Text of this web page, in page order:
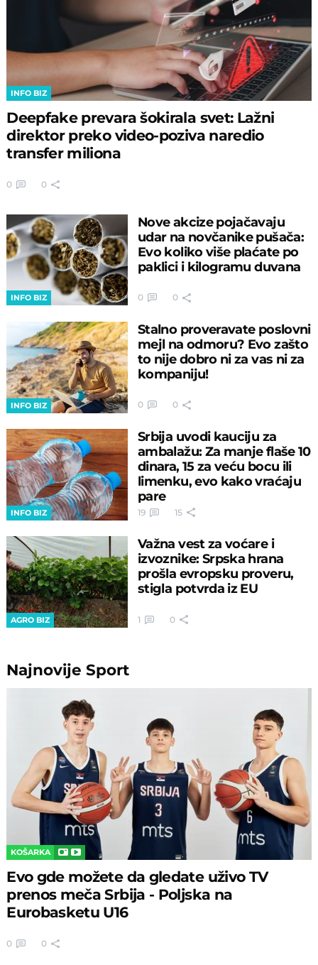
INFO BIZ
Deepfake prevara šokirala svet: Lažni
direktor preko video-poziva naredio
transfer miliona
0 0
INFO BIZ
Nove akcize pojačavaju
udar na novčanike pušača:
Evo koliko više plaćate po
paklici i kilogramu duvana
0 0
INFO BIZ
Stalno proveravate poslovni
mejl na odmoru? Evo zašto
to nije dobro ni za vas ni za
kompaniju!
0 0
INFO BIZ
Srbija uvodi kauciju za
ambalažu: Za manje flaše 10
dinara, 15 za veću bocu ili
limenku, evo kako vraćaju
pare
19 15
AGRO BIZ
Važna vest za voćare i
izvoznike: Srpska hrana
prošla evropsku proveru,
stigla potvrda iz EU
1 0
NajnovijeSport
KOŠARKA
Evo gde možete da gledate uživo TV
prenos meča Srbija - Poljska na
Eurobasketu U16
0 0